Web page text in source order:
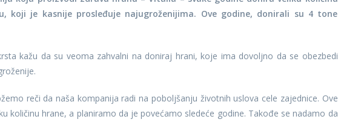
koji je kasnije prosleđuje najugroženijima. Ove godine, donirali su 4 tone
kažu da su veoma zahvalni na doniraj hrani, koje ima dovoljno da se obezbedi
reči da naša kompanija radi na poboljšanju životnih uslova cele zajednice. Ove
količinu hrane, a planiramo da je povećamo sledeće godine. Takođe se nadamo da